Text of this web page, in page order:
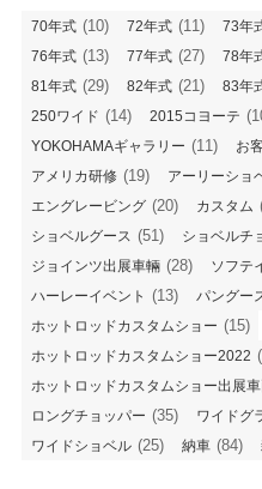
70年式 (10) 72年式 (11) 73年
76年式 (13) 77年式 (27) 78年
81年式 (29) 82年式 (21) 83年
250ワイド (14) 2015コヨーテ
YOKOHAMAギャラリー (11) お
アメリカ研修 (19) アーリーショ
エングレービング (20) カスタム
ショベルグース (51) ショベルチ
ジョインツ出展車輛 (28) ソフテ
ハーレーイベント (13) パングー
ホットロッドカスタムショー (15)
ホットロッドカスタムショー2022
ホットロッドカスタムショー出展
ロングチョッパー (35) ワイドグ
ワイドショベル (25) 納車 (84)